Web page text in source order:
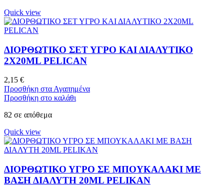
Quick view
ΔΙΟΡΘΩΤΙΚΟ ΣΕΤ ΥΓΡΟ ΚΑΙ ΔΙΑΛΥΤΙΚΟ
2X20ML PELICAN
2,15 €
Προσθήκη στα Αγαπημένα
Προσθήκη στο καλάθι
82 σε απόθεμα
Quick view
ΔΙΟΡΘΩΤΙΚΟ ΥΓΡΟ ΣΕ ΜΠΟΥΚΑΛΑΚΙ ΜΕ
ΒΑΣΗ ΔΙΑΛΥΤΗ 20ML PELIKAN